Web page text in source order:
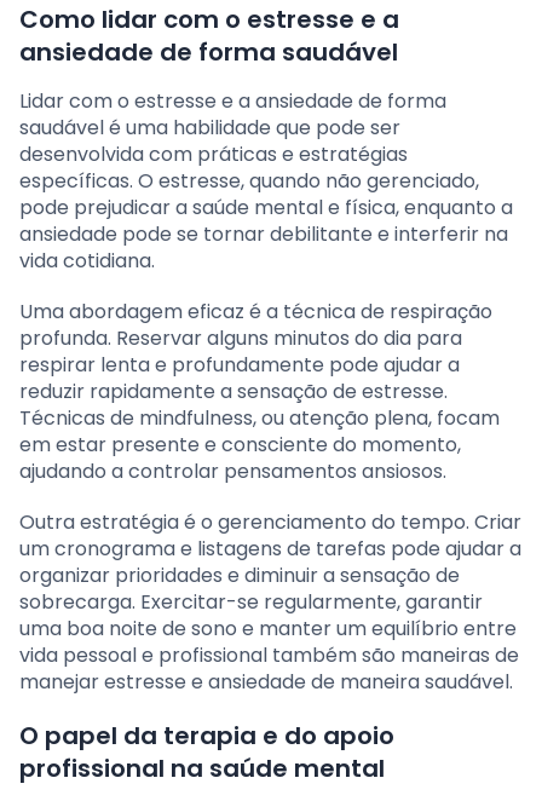
Como lidar com o estresse e a
ansiedade de forma saudável
Lidar com o estresse e a ansiedade de forma
saudável é uma habilidade que pode ser
desenvolvida com práticas e estratégias
específicas. O estresse, quando não gerenciado,
pode prejudicar a saúde mental e física, enquanto a
ansiedade pode se tornar debilitante e interferir na
vida cotidiana.
Uma abordagem eficaz é a técnica de respiração
profunda. Reservar alguns minutos do dia para
respirar lenta e profundamente pode ajudar a
reduzir rapidamente a sensação de estresse.
Técnicas de mindfulness, ou atenção plena, focam
em estar presente e consciente do momento,
ajudando a controlar pensamentos ansiosos.
Outra estratégia é o gerenciamento do tempo. Criar
um cronograma e listagens de tarefas pode ajudar a
organizar prioridades e diminuir a sensação de
sobrecarga. Exercitar-se regularmente, garantir
uma boa noite de sono e manter um equilíbrio entre
vida pessoal e profissional também são maneiras de
manejar estresse e ansiedade de maneira saudável.
O papel da terapia e do apoio
profissional na saúde mental